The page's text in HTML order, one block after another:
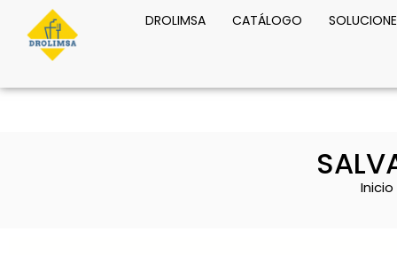
DROLIMSA CATÁLOGO
Inicio